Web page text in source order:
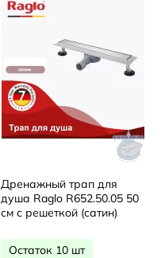
Дренажный трап для
душа Raglo R652.50.05 50
см с решеткой (сатин)
Остаток 10 шт